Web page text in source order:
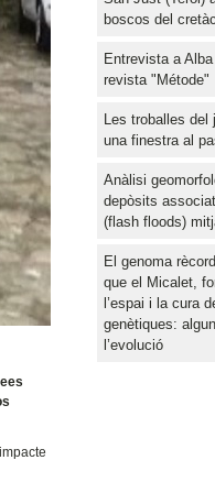
boscos del
Entrevista a
revista "Métode"
Les troballes del
una finestra al
Anàlisi
depòsits
(flash floods)
El genoma
que el Micalet,
l’espai i la cura
genètiques:
l’evolució